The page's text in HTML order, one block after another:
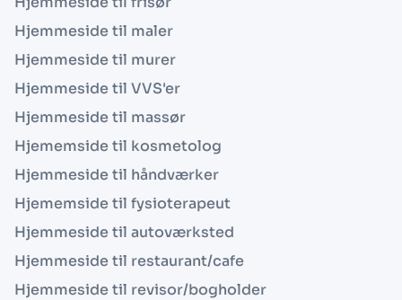
Hjemmeside til maler
Hjemmeside til murer
Hjemmeside til VVS'er
Hjemmeside til massør
Hjememside til kosmetolog
Hjemmeside til håndværker
Hjememside til fysioterapeut
Hjemmeside til autoværksted
Hjemmeside til restaurant/cafe
Hjemmeside til revisor/bogholder